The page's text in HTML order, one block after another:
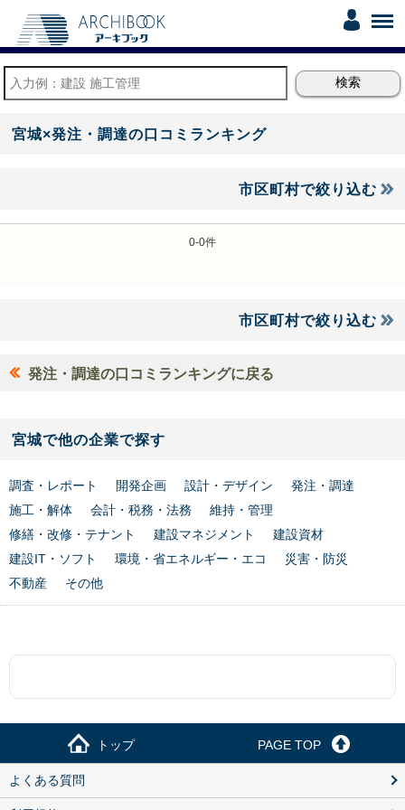
宮城×発注・調達の口コミランキング
市区町村で絞り込む
0-0件
市区町村で絞り込む
発注・調達の口コミランキングに戻る
宮城で他の企業で探す
調査・レポート 開発企画 設計・デザイン
発注・調達
施工・解体
会計・税務・法務
維持・管理
修繕・改修・テナント
建設マネジメント
建設資材
建設IT・ソフト
環境・省エネルギー・エコ
災害・防災
不動産
その他
トップ PAGE TOP
よくある質問